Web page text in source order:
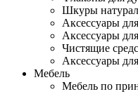
Шкуры
Аксессуары
Аксессуары
Чистящие
Аксессуары
Мебель
Мебель по